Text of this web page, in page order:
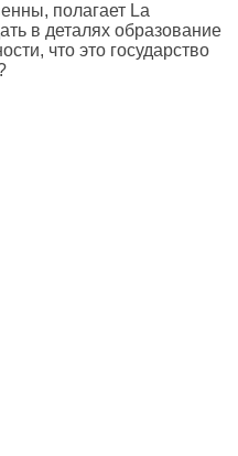
полагает La
в деталях образование
что это государство